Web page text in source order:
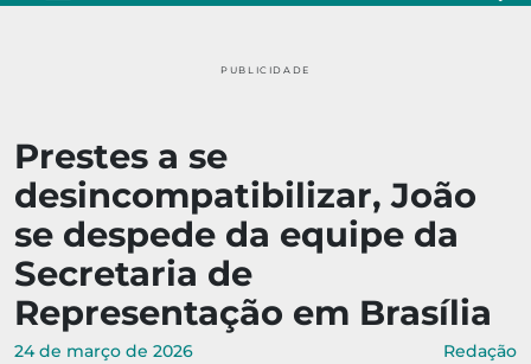
PUBLICIDADE
Prestes a se
desincompatibilizar, João
se despede da equipe da
Secretaria de
Representação em Brasília
24 de março de 2026 Redação